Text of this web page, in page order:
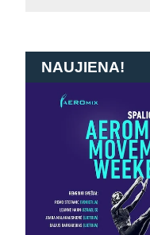
NAUJIENA!